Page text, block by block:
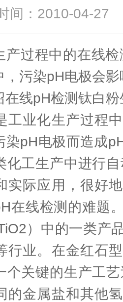
间：2010-04-
产过程中的在线
，污染pH电极会
在线pH检测钛白
工业化生产过程
染pH电极而造成
化工生产中进行
实际应用，很好
在线检测的难题
）中的一类产
行业。在金红石
个关键的生产工
的金属盐和其他